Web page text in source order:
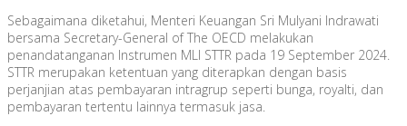
Sebagaimana diketahui, Menteri Keuangan Sri Mulyani Indrawati
bersama Secretary-General of The OECD melakukan
penandatanganan Instrumen MLI STTR pada 19 September 2024.
STTR merupakan ketentuan yang diterapkan dengan basis
perjanjian atas pembayaran intragrup seperti bunga, royalti, dan
pembayaran tertentu lainnya termasuk jasa.